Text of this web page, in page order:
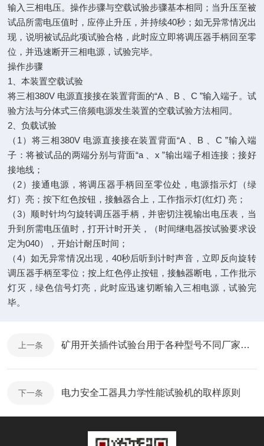
输入三相电压。操作步骤与空载试验步骤基本相同；当升压至被
试品所需电压值时，应停止升压，并持续40秒；如无异常情况出
现，说明被试品此项试验合格，此时应立即将调压器手柄回至零
位，并迅速断开三相电源，试验完毕。
操作步骤
1、本装置空载试验
将三相380V 电源直接接在装置背面的“A 、B 、C ”输入端子。试
验方法与分体式三倍频电源发生装置的空载试验方法相同。
2、负载试验
（1）将三相380V 电源直接接在装置背面“A 、B 、C ”输入端
子：将被试品的两端分别与背面“a 、x ”输出端子相连接；接好
接地线；
（2）接通电源，将调压器手柄回至零位处，电源指示灯（绿
灯）亮；按下红色按钮，接触器合上，工作指示灯(红灯) 亮；
（3）顺时针均匀旋转调压器手柄，并密切注视输出电压表，当
升到所需电压值时，打开计时开关，（时间继电器按试验要求设
定为040），开始计耐压时间；
（4）如无异常情况出现，40秒后听到计时声音，立即反向旋转
调压器手柄至零位；按上红色停止按钮，接触器断电，工作批示
灯灭，绿色信号灯亮，此时应迅速切断输入三相电源，试验完
毕。
上一条 矿用开关插件试验台用于各种型号不同厂家的高压配电装置
下一条 电力安全工器具力学性能试验机的取样原则